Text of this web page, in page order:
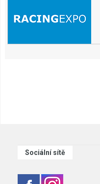
Sociální sítě